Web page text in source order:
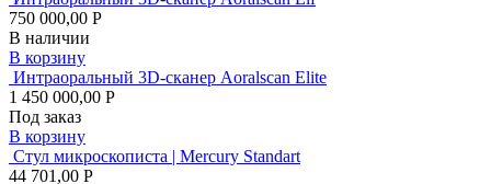
750 000,00 Р
В наличии
В корзину
Интраоральный 3D-сканер Aoralscan Elite
1 450 000,00 Р
Под заказ
В корзину
Стул микроскописта | Mercury Standart
44 701,00 Р